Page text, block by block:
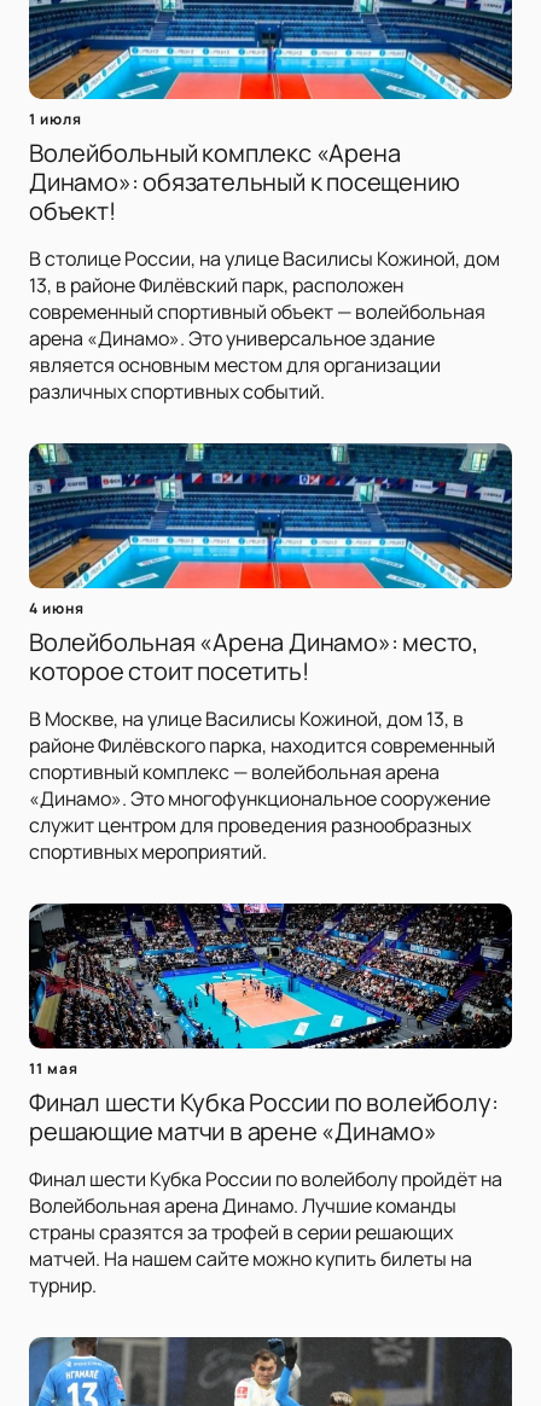
1 июля
Волейбольный комплекс «Арена
Динамо»: обязательный к посещению
объект!
В столице России, на улице Василисы Кожиной, дом
13, в районе Филёвский парк, расположен
современный спортивный объект — волейбольная
арена «Динамо». Это универсальное здание
является основным местом для организации
различных спортивных событий.
4 июня
Волейбольная «Арена Динамо»: место,
которое стоит посетить!
В Москве, на улице Василисы Кожиной, дом 13, в
районе Филёвского парка, находится современный
спортивный комплекс — волейбольная арена
«Динамо». Это многофункциональное сооружение
служит центром для проведения разнообразных
спортивных мероприятий.
11 мая
Финал шести Кубка России по волейболу:
решающие матчи в арене «Динамо»
Финал шести Кубка России по волейболу пройдёт на
Волейбольная арена Динамо. Лучшие команды
страны сразятся за трофей в серии решающих
матчей. На нашем сайте можно купить билеты на
турнир.